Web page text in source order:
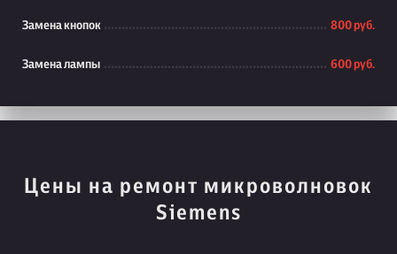
Замена кнопок 800 руб.
Замена лампы 600 руб.
Цены на ремонт микроволновок
Siemens